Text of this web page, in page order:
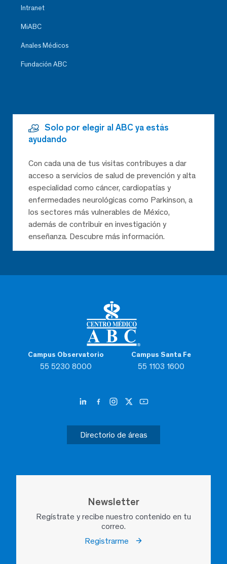
Campus Observatorio
55 5230 8000
Campus Santa Fe
55 1103 1600
Directorio de áreas
Newsletter
Regístrate y recibe nuestro contenido en tu
correo.
Registrarme
Intranet
MiABC
Anales Médicos
Fundación ABC
Solo por elegir al ABC ya estás
ayudando
Con cada una de tus visitas contribuyes a dar
acceso a servicios de salud de prevención y alta
especialidad como cáncer, cardiopatías y
enfermedades neurológicas como Parkinson, a
los sectores más vulnerables de México,
además de contribuir en investigación y
enseñanza. Descubre más información.